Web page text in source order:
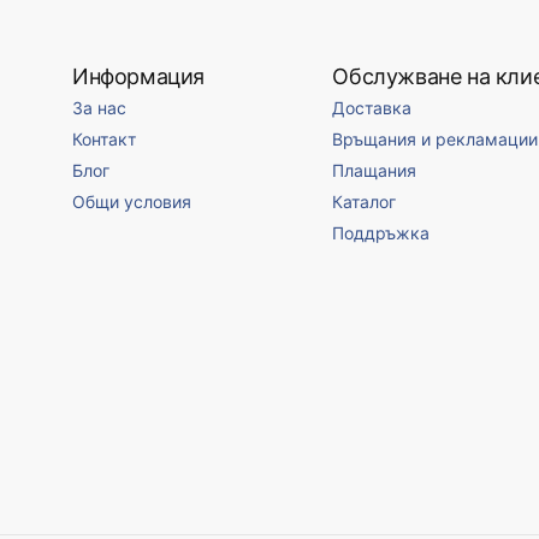
Информация
За нас
Контакт
Блог
Общи условия
Обслужване на
Доставка
Връщания и рекламации
Плащания
Каталог
Поддръжка